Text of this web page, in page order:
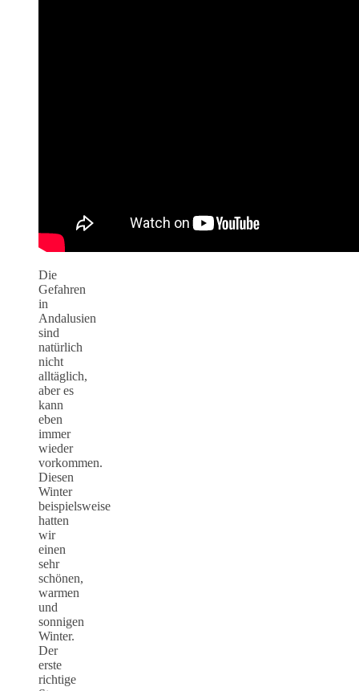
Die
Gefahren
in
Andalusien
sind
natürlich
nicht
alltäglich,
aber es
kann
eben
immer
wieder
vorkommen.
Diesen
Winter
beispielsweise
hatten
wir
einen
sehr
schönen,
warmen
und
sonnigen
Winter.
Der
erste
richtige